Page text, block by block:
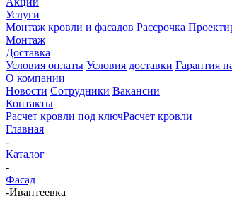
Услуги
Монтаж кровли и фасадов Рассрочка
Монтаж
Доставка
Условия оплаты Условия доставки Гарантия
О компании
Новости Сотрудники Вакансии
Контакты
Расчет кровли под ключРасчет кровли
Главная
-
Каталог
-
Фасад
-Ивантеевка